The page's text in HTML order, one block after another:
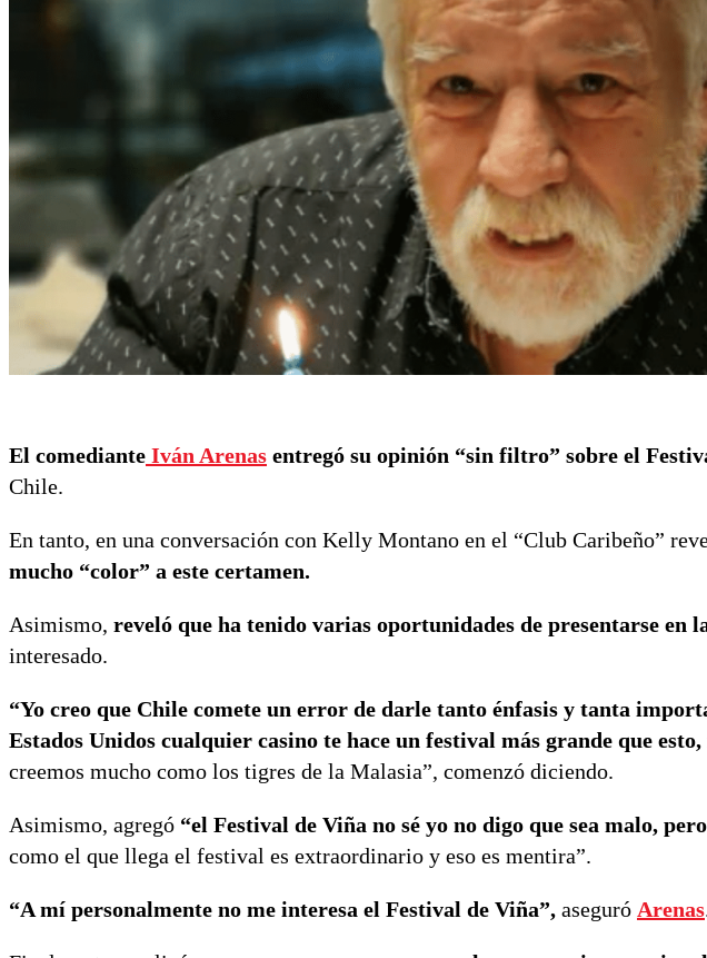
El comediante Iván Arenas entregó su opinión “sin filtro” sobre el
Chile.
En tanto, en una conversación con Kelly Montano en el “Club Caribeño”
mucho “color” a este certamen.
Asimismo, reveló que ha tenido varias oportunidades de presentarse en
interesado.
“Yo creo que Chile comete un error de darle tanto énfasis y tanta
Estados Unidos cualquier casino te hace un festival más grande que esto,
creemos mucho como los tigres de la Malasia”, comenzó diciendo.
Asimismo, agregó “el Festival de Viña no sé yo no digo que sea malo,
como el que llega el festival es extraordinario y eso es mentira”.
“A mí personalmente no me interesa el Festival de Viña”, aseguró Arenas